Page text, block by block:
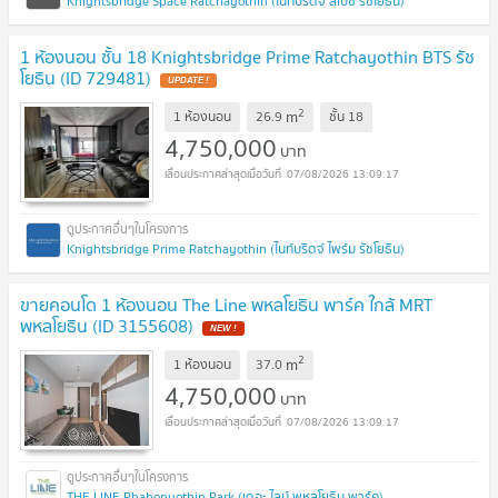
1 ห้องนอน ชั้น 18 Knightsbridge Prime Ratchayothin BTS รัช
โยธิน (ID 729481)
1 ห้องนอน 26.9 m2 ชั้น 18
4,750,000 บาท
07/08/2026 13:09:17
Knightsbridge Prime Ratchayothin (ไนท์บริดจ์ ไพร์ม รัชโยธิน)
ขายคอนโด 1 ห้องนอน The Line พหลโยธิน พาร์ค ใกล้ MRT
พหลโยธิน (ID 3155608)
1 ห้องนอน 37.0 m2
4,750,000 บาท
07/08/2026 13:09:17